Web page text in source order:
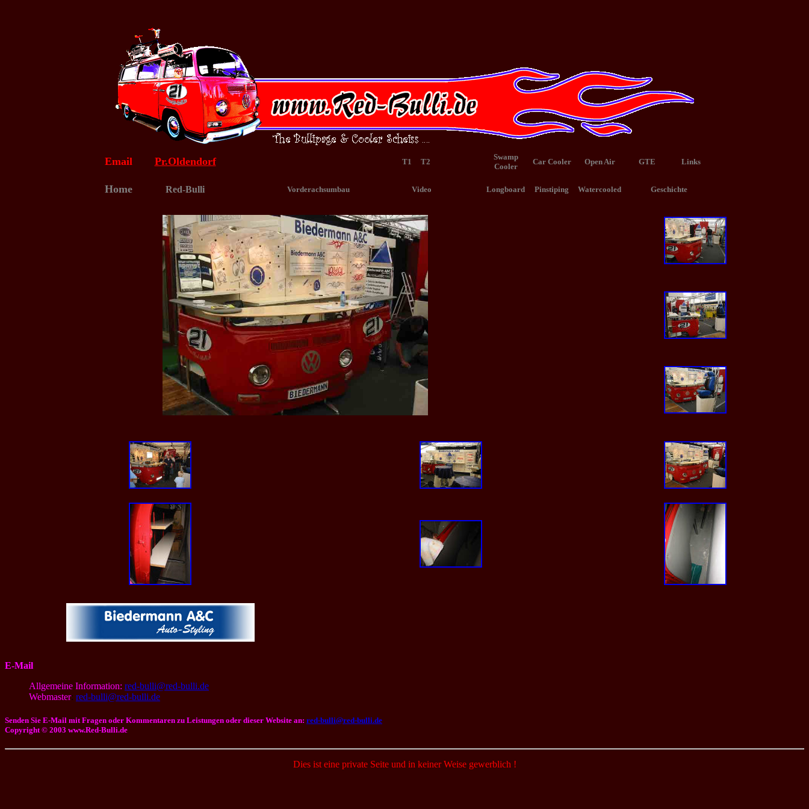
Email Pr.Oldendorf T1 T2
Swamp
Cooler
Car Cooler Open Air GTE Links
Home Red-Bulli Vorderachsumbau Video Longboard Pinstiping Watercooled Geschichte
E-Mail
Allgemeine Information: red-bulli@red-bulli.de
Webmaster: red-bulli@red-bulli.de
Senden Sie E-Mail mit Fragen oder Kommentaren zu Leistungen oder dieser Website an: red-bulli@red-bulli.de
Copyright © 2003 www.Red-Bulli.de
Dies ist eine private Seite und in keiner Weise gewerblich !